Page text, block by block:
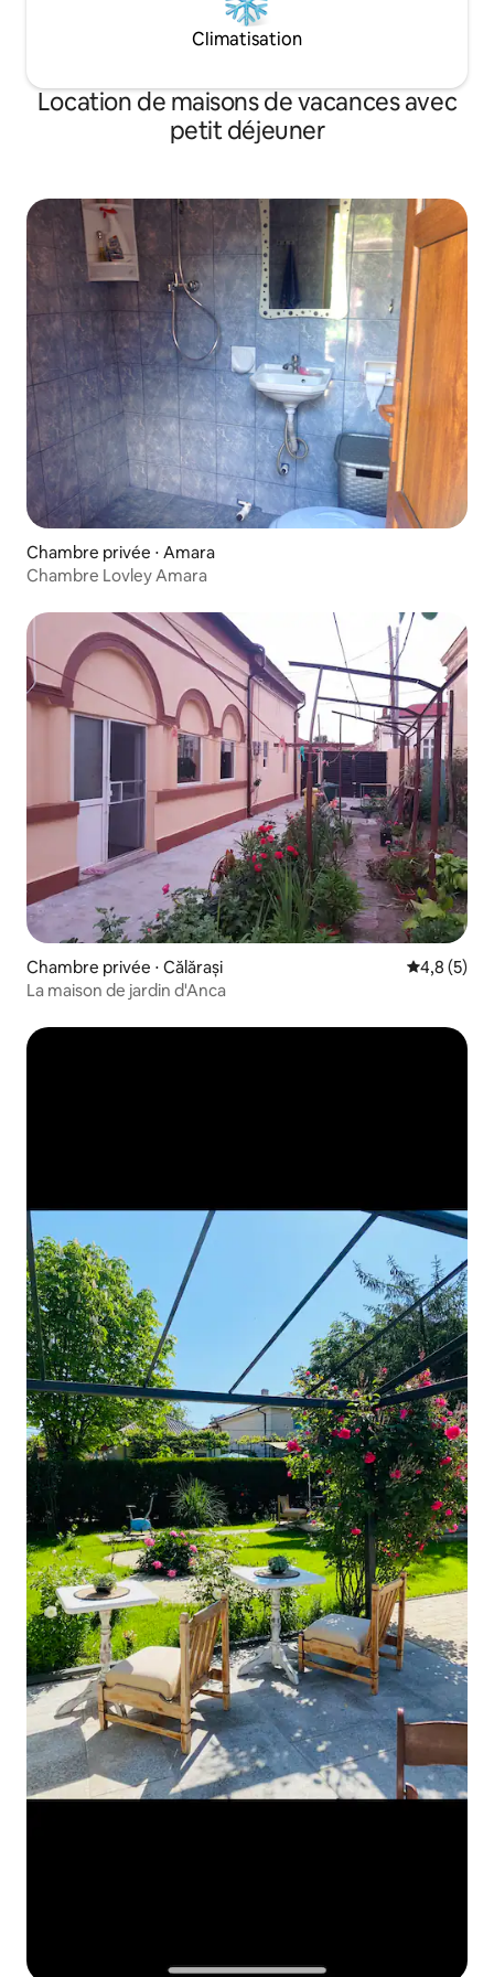
Climatisation
Location de maisons de vacances avec
petit déjeuner
Chambre privée ⋅ Amara
Chambre Lovley Amara
Chambre privée ⋅ Călărași Évaluation
4,8 (5)
La maison de jardin d'Anca